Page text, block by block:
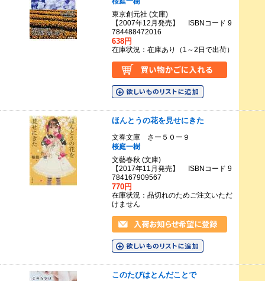
東京創元社 (文庫)
【2007年12月発売】 ISBNコード 9
784488472016
638円
在庫状況：在庫あり（1～2日で出荷）
ほんとうの花を見せにきた
文春文庫 さー５０ー９
桜庭一樹
文藝春秋 (文庫)
【2017年11月発売】 ISBNコード 9
784167909567
770円
在庫状況：品切れのためご注文いただ
けません
このたびはとんだことで